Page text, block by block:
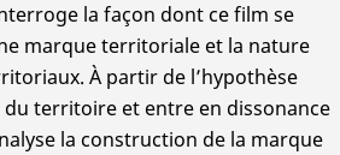
la façon dont ce film se
marque territoriale et la nature
À partir de l’hypothèse
du territoire et entre en dissonance
la construction de la marque